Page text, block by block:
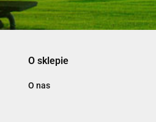
O sklepie
O nas